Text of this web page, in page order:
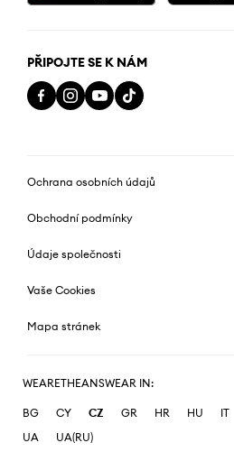
PŘIPOJTE SE K NÁM
Ochrana osobních údajů
Obchodní podmínky
Údaje společnosti
Vaše Cookies
Mapa stránek
WEARETHEANSWEAR IN:
BG CY CZ GR HR HU IT
UA
UA(RU)